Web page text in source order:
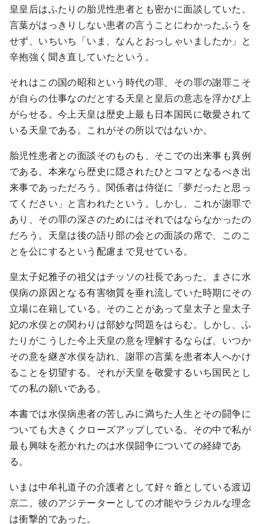
皇皇后はふたりの胎児性患者とも密かに面談していた。
言葉がはっきりしない患者の言うことにわかったふうを
せず、いちいち「いま、なんとおっしゃいましたか」と
辛抱強く聞き直していたという。
それはこの国の昭和という時代の罪、その罪の謝罪こそ
が自らの仕事なのだとする天皇と皇后の意志を浮かび上
がらせる。今上天皇は歴史上最も日本国民に敬愛されて
いる天皇である。これがその所以ではないか。
胎児性患者との面談そのものも、そこでの出来事も異例
である。本来なら歴史に隠されたひとコマとなるべき出
来事であっただろう。関係者は侍従に「夢だったと思っ
てください」と言われたという。しかし、これが謝罪で
あり、その罪の深さのためにはそれではならなかったの
だろう。天皇は後の語り部の会との面談の席で、このこ
とを公にするという配慮まで見せている。
皇太子妃雅子の祖父はチッソの社長であった。まさに水
俣病の原因となる有害物質を垂れ流していた時期にその
立場に在籍している。そのことがあって皇太子と皇太子
妃の水俣との関わりは部妙な問題をはらむ。しかし、ふ
たりがこうした今上天皇の意を理解するならば、いつか
その意を継ぎ水俣を訪れ、謝罪の言葉を患者本人へかけ
ることを切望する。それが天皇を敬愛するいち国民とし
ての私の願いである。
本書では水俣病患者の苦しみに満ちた人生とその闘争に
ついても大きくクローズアップしている。その中で私が
最も興味を惹かれたのは水俣闘争についての経緯であ
る。
いまは中牟礼道子の介護者として好々爺としている渡辺
京二。彼のアジテーターとしての才能やラジカルな理念
は衝撃的であった。